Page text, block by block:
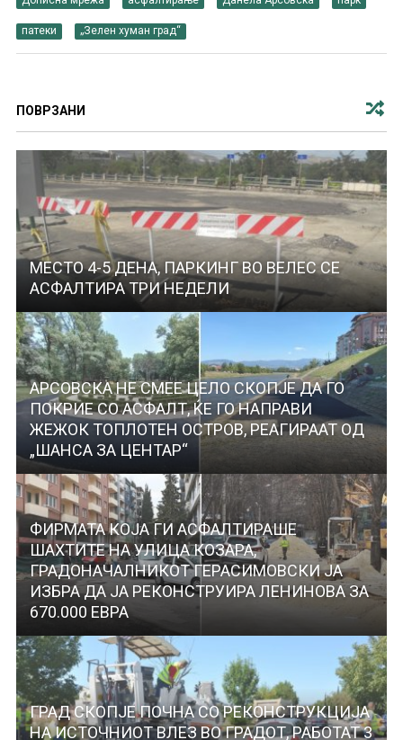
патеки „Зелен хуман град“
ПОВРЗАНИ
МЕСТО 4-5 ДЕНА, ПАРКИНГ ВО ВЕЛЕС СЕ
АСФАЛТИРА ТРИ НЕДЕЛИ
АРСОВСКА НЕ СМЕЕ ЦЕЛО СКОПЈЕ ДА ГО
ПОКРИЕ СО АСФАЛТ, ЌЕ ГО НАПРАВИ
ЖЕЖОК ТОПЛОТЕН ОСТРОВ, РЕАГИРААТ ОД
„ШАНСА ЗА ЦЕНТАР“
ФИРМАТА КОЈА ГИ АСФАЛТИРАШЕ
ШАХТИТЕ НА УЛИЦА КОЗАРА,
ГРАДОНАЧАЛНИКОТ ГЕРАСИМОВСКИ ЈА
ИЗБРА ДА ЈА РЕКОНСТРУИРА ЛЕНИНОВА ЗА
670.000 ЕВРА
ГРАД СКОПЈЕ ПОЧНА СО РЕКОНСТРУКЦИЈА
НА ИСТОЧНИОТ ВЛЕЗ ВО ГРАДОТ, РАБОТАТ 3